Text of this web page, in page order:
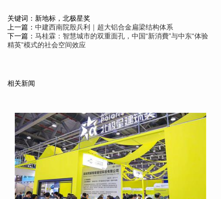
关键词：新地标，北极星奖
上一篇： 中建西南院殷兵利｜超大铝合金扁梁结构体系
下一篇： 马桂霖：智慧城市的双重面孔，中国“新消費”与中东“体验
精英”模式的社会空间效应
相关新闻